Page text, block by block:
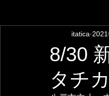
8/30
タチ
itatica